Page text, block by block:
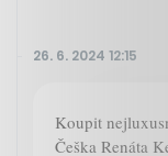
26. 6. 2024 12:15
Koupit
Češka Renáta